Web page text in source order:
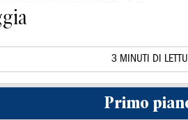
3 MINUTI DI
Primo